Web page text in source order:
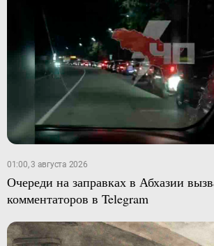
01:00, 3 августа 2026
Очереди на заправках в Абхазии
комментаторов в Telegram